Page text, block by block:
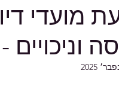
מועדי
וניכויים -